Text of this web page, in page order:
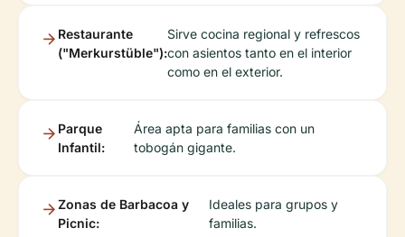
Restaurante
("Merkurstüble"):
Sirve cocina regional y refrescos
con asientos tanto en el interior
como en el exterior.
Parque
Infantil:
Área apta para familias con un
tobogán gigante.
Zonas de Barbacoa y
Picnic:
Ideales para grupos y
familias.